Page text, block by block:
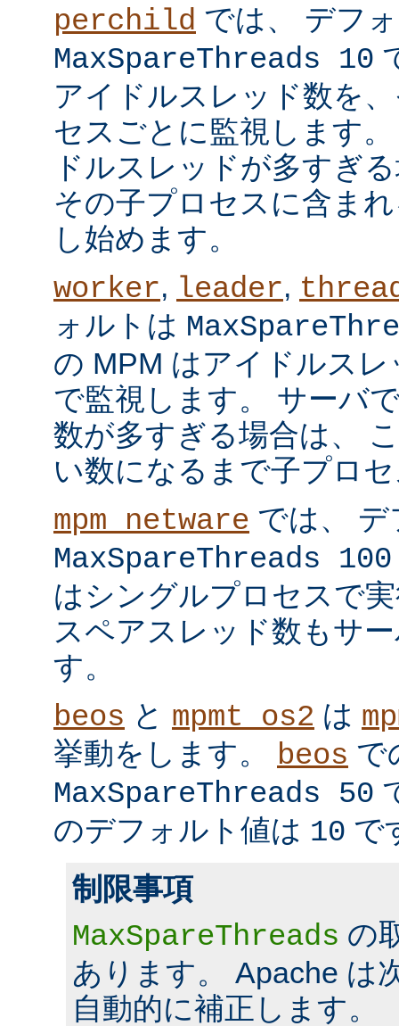
perchild では、 デフ
MaxSpareThreads 10
アイドルスレッド数を
セスごとに監視します
ドルスレッドが多すぎ
その子プロセスに含ま
し始めます。
worker, leader,
ォルトは
の MPM はアイドルス
で監視します。 サーバ
数が多すぎる場合は、
い数になるまで子プロ
mpm_netware では、
MaxSpareThreads 100
はシングルプロセスで
スペアスレッド数もサ
す。
beos と mpmt_os2 は
挙動をします。 beos で
MaxSpareThreads 50
のデフォルト値は 10 で
制限事項
MaxSpareThreads の
あります。 Apache は
自動的に補正します。